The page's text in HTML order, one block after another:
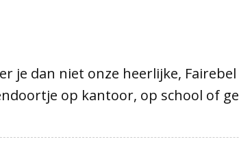
je dan niet onze heerlijke, Fairebel
op kantoor, op school of